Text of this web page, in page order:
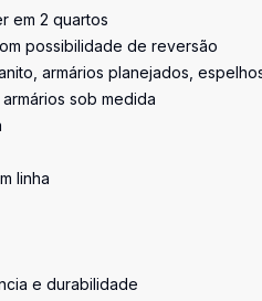
em 2 quartos
possibilidade de reversão
armários planejados,
sob medida
linha
e durabilidade